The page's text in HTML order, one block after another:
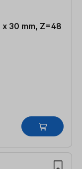
x 30 mm, Z=48